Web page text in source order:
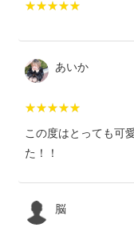
あいか
この度はとっても可
た！！
脳